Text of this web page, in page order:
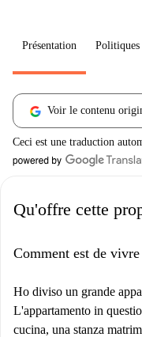
Présentation
Voir le contenu
Ceci est une traduction
Qu'offre cette
Comment est de
Ho diviso un grande
L'appartamento in
cucina, una stanza